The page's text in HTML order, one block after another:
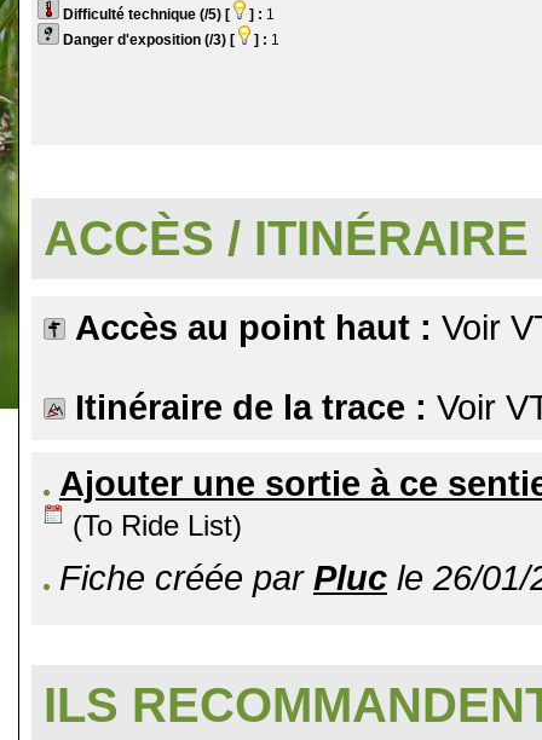
Difficulté technique (/5) [
] : 1
Danger d'exposition (/3) [
] : 1
ACCÈS / ITINÉRAIRE
Accès au point haut : Voir
Itinéraire de la trace : Voir
Ajouter une sortie à ce
(To Ride List)
Fiche créée par Pluc le 26/01/
ILS